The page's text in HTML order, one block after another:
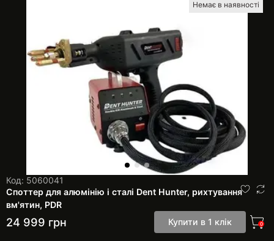
Немає в наявності
Код: 5060041
Споттер для алюмінію і сталі Dent Hunter, рихтування
вм'ятин, PDR
24 999 грн Купити в 1 клік 0